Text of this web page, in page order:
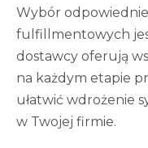
Wybór
fulfillmentowych
dostawcy oferują
na każdym etapie
ułatwić wdrożenie
w Twojej firmie.